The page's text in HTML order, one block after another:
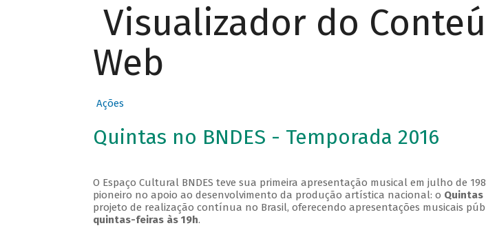
Visualizador do
Web
Ações
Quintas no BNDES - Temporada 2016
O Espaço Cultural BNDES teve sua primeira apresentação musical em julho de
pioneiro no apoio ao desenvolvimento da produção artística nacional: o Quintas
projeto de realização contínua no Brasil, oferecendo apresentações musicais
quintas-feiras às 19h.